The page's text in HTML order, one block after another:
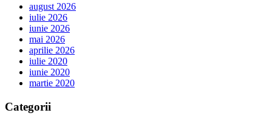
august 2026
iulie 2026
iunie 2026
mai 2026
aprilie 2026
iulie 2020
iunie 2020
martie 2020
Categorii